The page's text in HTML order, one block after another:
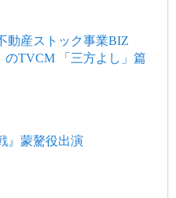
動産ストック事業BIZ
のTVCM 「三方よし」篇
』蒙驁役出演